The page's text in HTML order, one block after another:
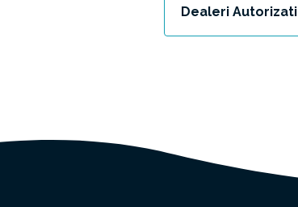
Dealeri Autorizati